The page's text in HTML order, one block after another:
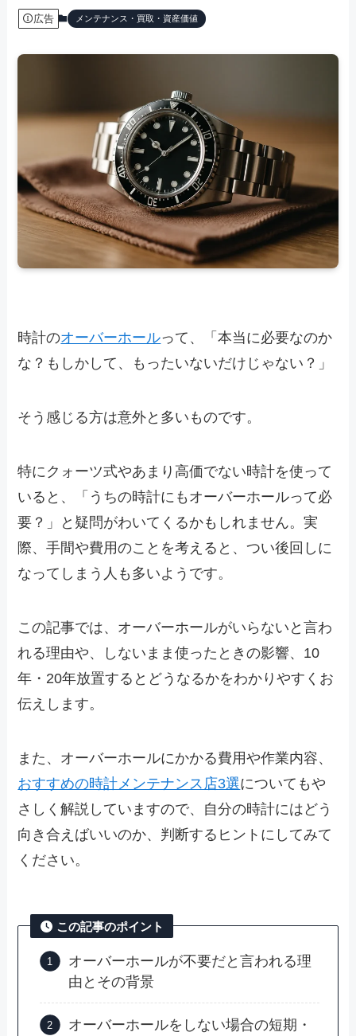
広告 メンテナンス・買取・資産価値
時計のオーバーホールって、「本当に必要なのか
な？もしかして、もったいないだけじゃない？」
そう感じる方は意外と多いものです。
特にクォーツ式やあまり高価でない時計を使って
いると、「うちの時計にもオーバーホールって必
要？」と疑問がわいてくるかもしれません。実
際、手間や費用のことを考えると、つい後回しに
なってしまう人も多いようです。
この記事では、オーバーホールがいらないと言わ
れる理由や、しないまま使ったときの影響、10
年・20年放置するとどうなるかをわかりやすくお
伝えします。
また、オーバーホールにかかる費用や作業内容、
おすすめの時計メンテナンス店3選についてもや
さしく解説していますので、自分の時計にはどう
向き合えばいいのか、判断するヒントにしてみて
ください。
この記事のポイント
オーバーホールが不要だと言われる理
由とその背景
オーバーホールをしない場合の短期・